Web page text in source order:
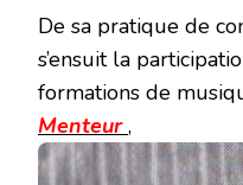
De sa pratique de
s’ensuit la
formations de
Menteur,